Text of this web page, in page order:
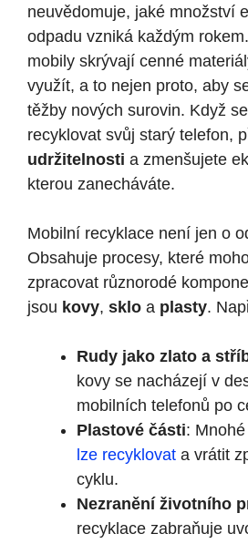
neuvědomuje, jaké množství
odpadu vzniká každým
mobily skrývají cenné
využít, a to nejen proto, aby
těžby nových surovin. Když
recyklovat svůj starý telefon,
udržitelnosti a zmenšujete
kterou zanecháváte.
Mobilní recyklace není jen o
Obsahuje procesy, které
zpracovat různorodé
jsou kovy, sklo a plasty.
Rudy jako zlato a
kovy se nacházejí v
mobilních telefonů po
Plastové části:
lze recyklovat a vrátit
cyklu.
Nezranění životního
recyklace zabraňuje